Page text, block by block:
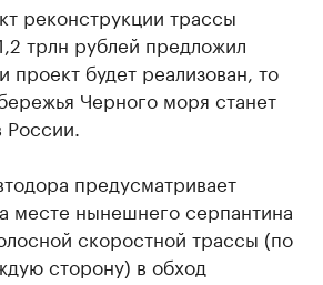
реконструкции трассы
трлн рублей предложил
проект будет реализован, то
Черного моря станет
России.
предусматривает
месте нынешнего серпантина
скоростной трассы (по
сторону) в обход